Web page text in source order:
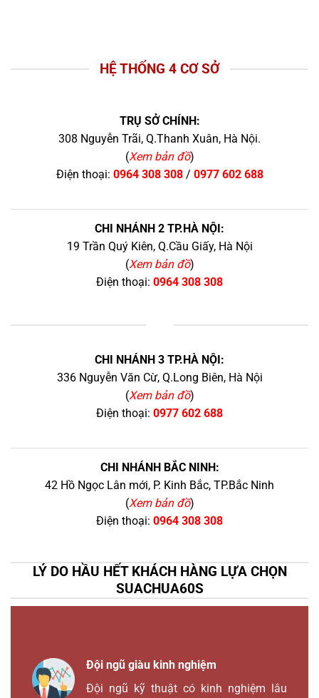
HỆ THỐNG 4 CƠ SỞ
TRỤ SỞ CHÍNH:
308 Nguyễn Trãi, Q.Thanh Xuân, Hà Nội.
(Xem bản đồ)
Điện thoại: 0964 308 308/ 0977 602 688
CHI NHÁNH 2 TP.HÀ NỘI:
19 Trần Quý Kiên, Q.Cầu Giấy, Hà Nội
(Xem bản đồ)
Điện thoại: 0964 308 308
CHI NHÁNH 3 TP.HÀ NỘI:
336 Nguyễn Văn Cừ, Q.Long Biên, Hà Nội
(Xem bản đồ)
Điện thoại: 0977 602 688
CHI NHÁNH BẮC NINH:
42 Hồ Ngọc Lân mới, P. Kinh Bắc, TP.Bắc Ninh
(Xem bản đồ)
Điện thoại: 0964 308 308
LÝ DO HẦU HẾT KHÁCH HÀNG LỰA CHỌN
SUACHUA60S
Đội ngũ giàu kinh nghiệm
Đội ngũ kỹ thuật có kinh nghiệm lâu